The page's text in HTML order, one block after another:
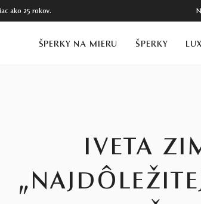
ako 25 rokov.
ŠPERKY NA MIERU ŠPERKY
IVETA